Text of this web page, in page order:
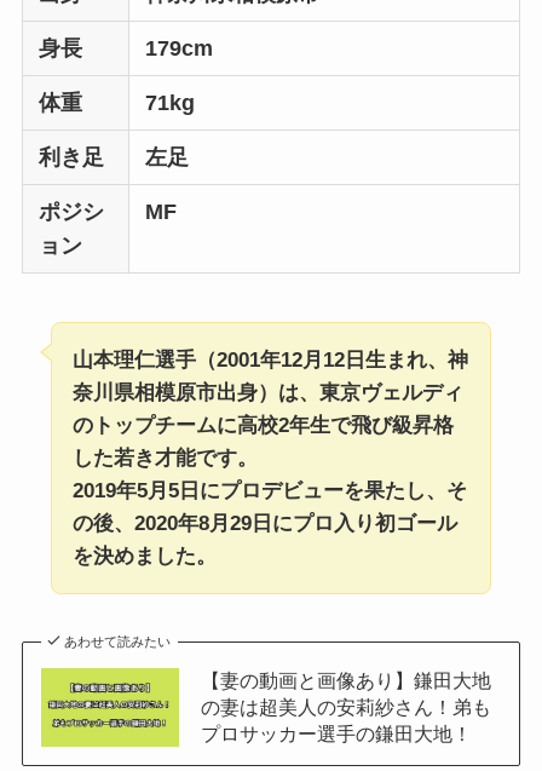
身長 179cm
体重 71kg
利き足 左足
ポジシ
ョン
MF
山本理仁選手（2001年12月12日生まれ、神
奈川県相模原市出身）は、東京ヴェルディ
のトップチームに高校2年生で飛び級昇格
した若き才能です。
2019年5月5日にプロデビューを果たし、そ
の後、2020年8月29日にプロ入り初ゴール
を決めました。
あわせて読みたい
【妻の動画と画像あり】鎌田大地
の妻は超美人の安莉紗さん！弟も
プロサッカー選手の鎌田大地！